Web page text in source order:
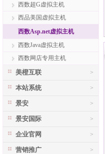
西数超G虚拟主机
西品美国虚拟主机
西数Asp.net虚拟主机
西数Java虚拟主机
西数网店专用主机
>
美橙互联
>
本站系统
>
景安
>
景安国际
>
企业官网
>
营销推广